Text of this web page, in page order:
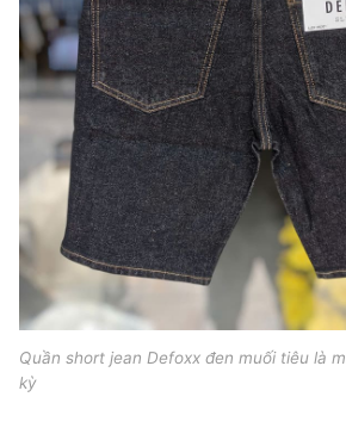
Quần short jean Defoxx đen muối tiêu là
kỳ